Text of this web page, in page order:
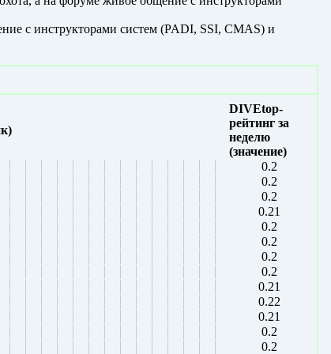
с инструкторами систем (PADI, SSI, CMAS) и
DIVEtop-
рейтинг за
неделю
(значение)
0.2
0.2
0.2
0.21
0.2
0.2
0.2
0.2
0.21
0.22
0.21
0.2
0.2